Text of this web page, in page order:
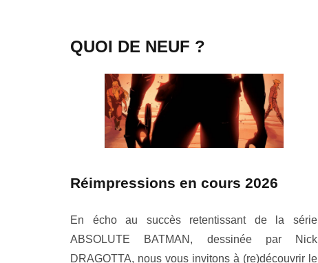
QUOI DE NEUF ?
Réimpressions en cours 2026
En écho au succès retentissant de la série
ABSOLUTE BATMAN, dessinée par Nick
DRAGOTTA, nous vous invitons à (re)découvrir le